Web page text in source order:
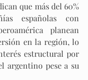
que más del 60%
españolas con
planean
en la región, lo
estructural por
argentino pese a su